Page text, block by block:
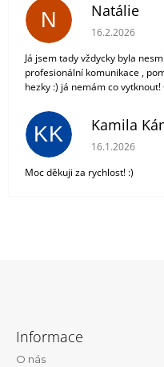
N Natálie
Hodnocení
16.2.2026
Já jsem tady vždycky byla
profesionální komunikace ,
hezky :) já nemám co vytknout!
KK Kamila
Hodnocení
16.1.2026
Moc děkuji za rychlost! :)
Informace
O nás